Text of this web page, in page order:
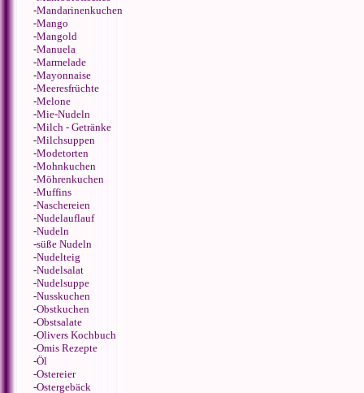
-Mandarinenkuchen
-Mango
-Mangold
-Manuela
-Marmelade
-Mayonnaise
-Meeresfrüchte
-Melone
-Mie-Nudeln
-Milch - Getränke
-Milchsuppen
-Modetorten
-Mohnkuchen
-Möhrenkuchen
-Muffins
-Naschereien
-Nudelauflauf
-Nudeln
-süße Nudeln
-Nudelteig
-Nudelsalat
-Nudelsuppe
-Nusskuchen
-Obstkuchen
-Obstsalate
-Olivers Kochbuch
-Omis Rezepte
-Öl
-Ostereier
-Ostergebäck